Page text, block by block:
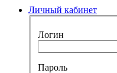
Личный кабинет
Логин
Пароль